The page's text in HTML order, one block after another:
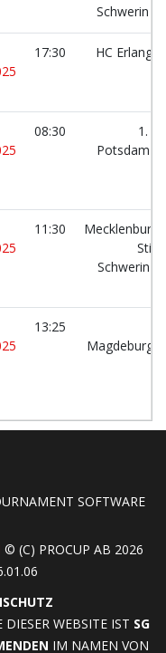
Schwerin
17:30 HC
08:30
1.
Potsdam
11:30
Schwerin
13:25
Magdeburg
SOFTWARE
© (C) PROCUP AB 2026
WEBSITE IST SG
IM NAMEN VON